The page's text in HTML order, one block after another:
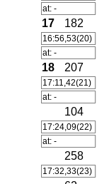
at: -
17 182
16:56,53(20)
at: -
18 207
17:11,42(21)
at: -
104
17:24,09(22)
at: -
258
17:32,33(23)